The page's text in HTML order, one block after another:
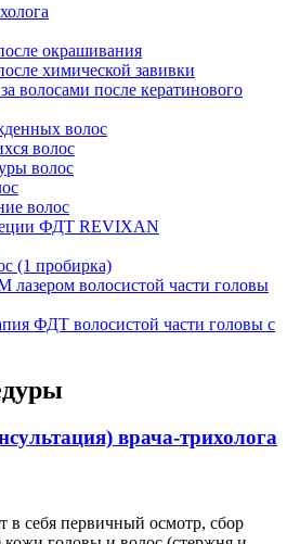
окрашивания
химической завивки
волосами после кератинового
волос
волос
волос
волос
ФДТ REVIXAN
(1 пробирка)
волосистой части головы
ФДТ волосистой части головы с
врача-трихолога
себя первичный осмотр, сбор